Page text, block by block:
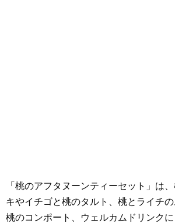
「桃のアフタヌーンティーセット」は
キやイチゴと桃のタルト、桃とライチ
桃のコンポート、ウェルカムドリンク